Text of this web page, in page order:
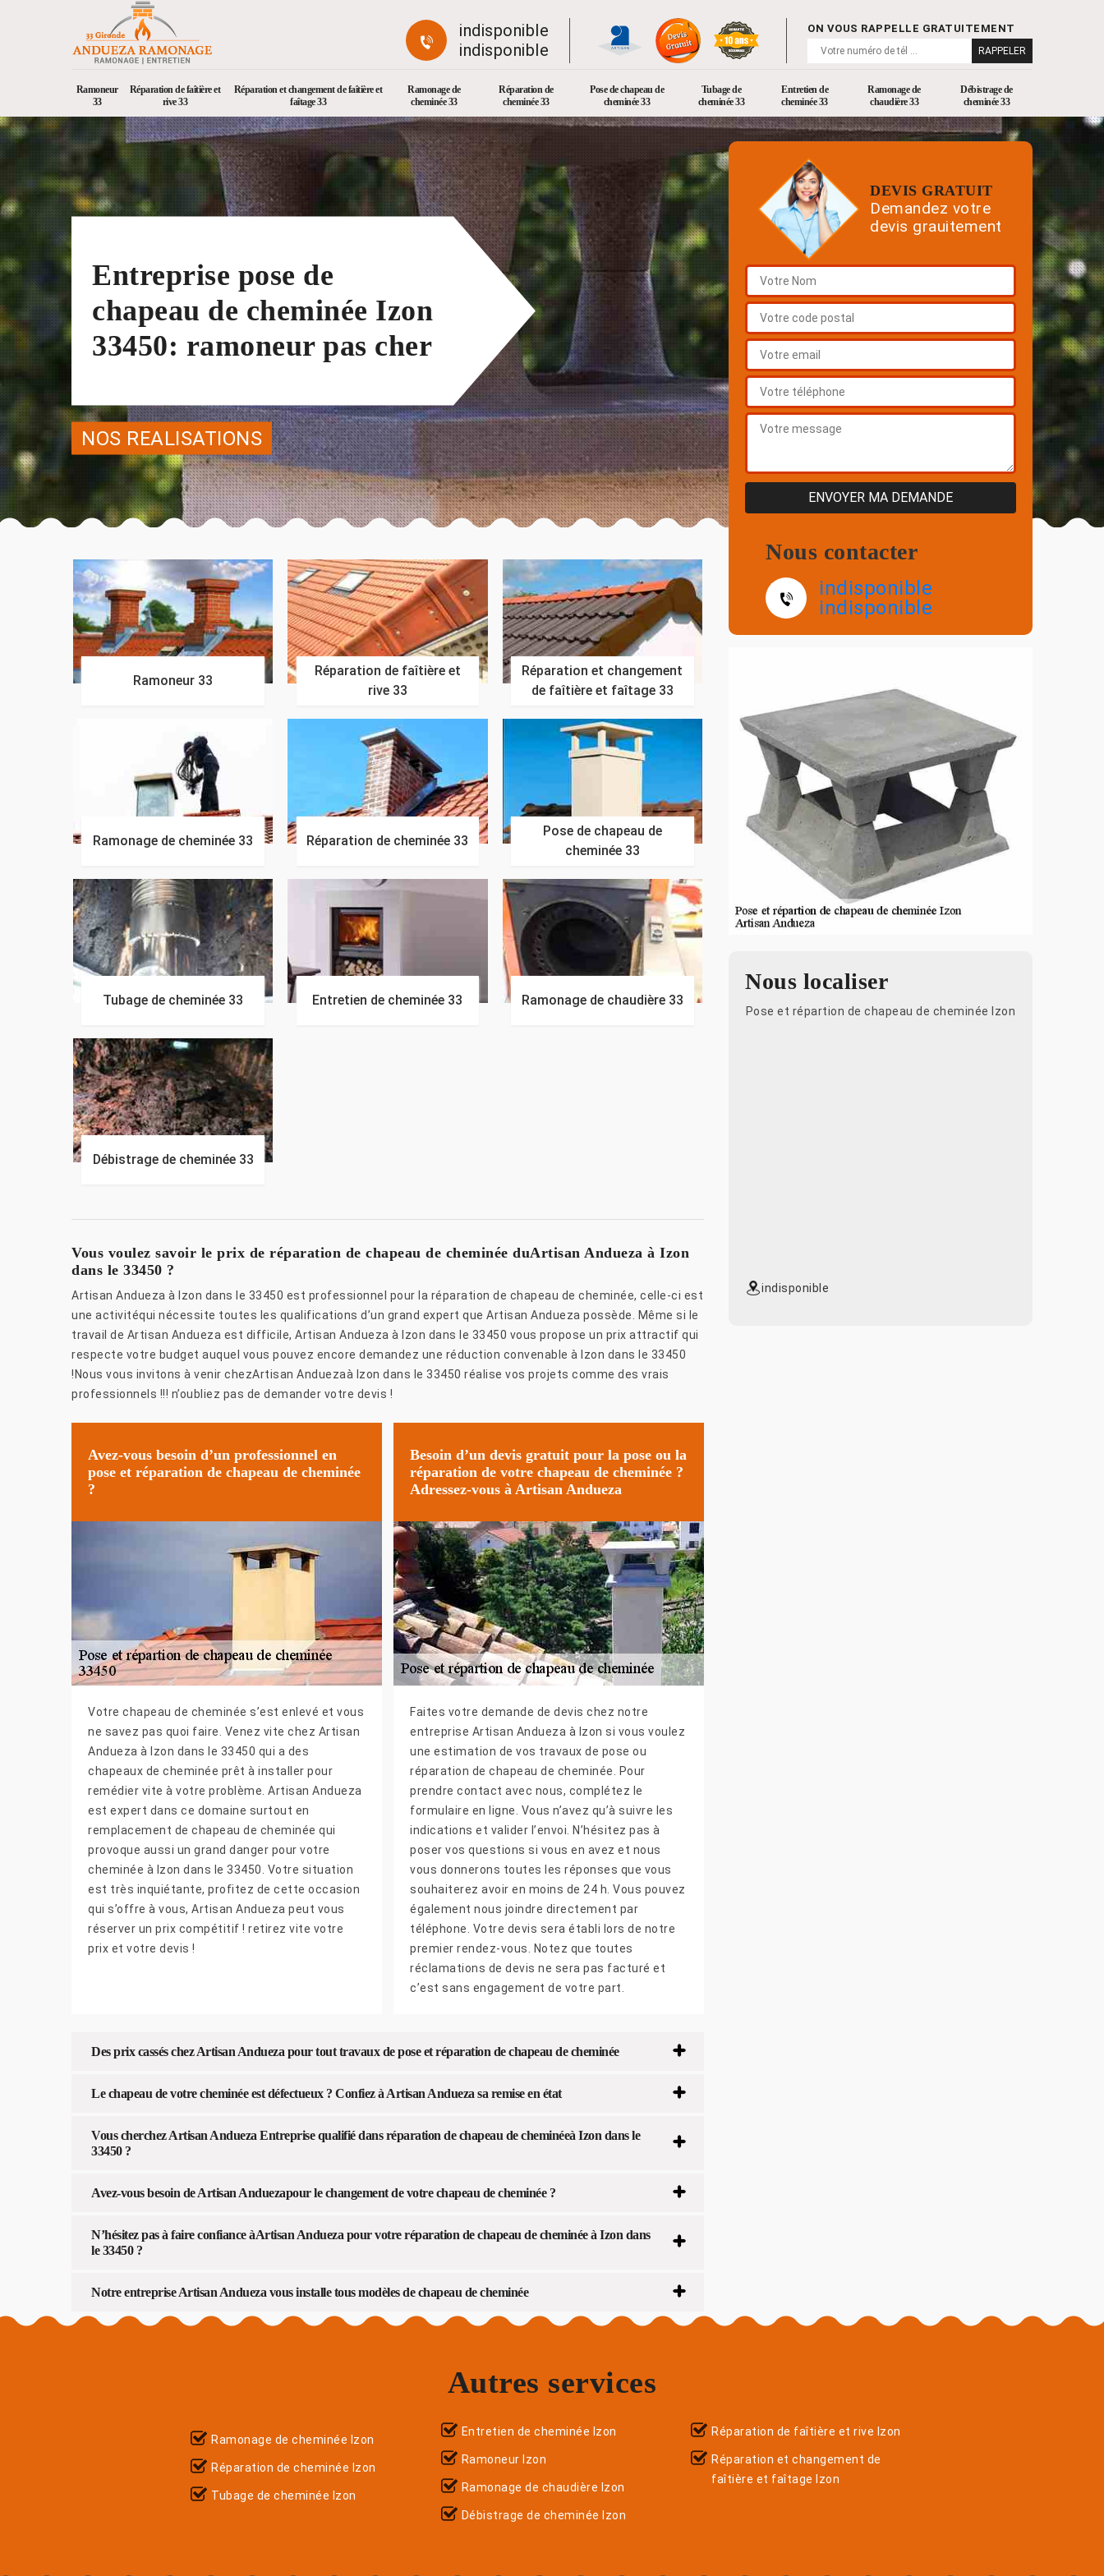
indisponible
indisponible
ON VOUS RAPPELLE GRATUITEMENT
Ramoneur
33
Réparation de faîtière et
rive 33
Réparation et changement de faîtière et
faîtage 33
Ramonage de
cheminée 33
Réparation de
cheminée 33
Pose de chapeau de
cheminée 33
Tubage de
cheminée 33
Entretien de
cheminée 33
Ramonage de
chaudière 33
Débistrage de
cheminée 33
Entreprise pose de
chapeau de cheminée Izon
33450: ramoneur pas cher
NOS REALISATIONS
Ramoneur 33
Réparation de faîtière et
rive 33
Réparation et changement
de faîtière et faîtage 33
Ramonage de cheminée 33 Réparation de cheminée 33
Pose de chapeau de
cheminée 33
Tubage de cheminée 33 Entretien de cheminée 33 Ramonage de chaudière 33
Débistrage de cheminée 33
Vous voulez savoir le prix de réparation de chapeau de cheminée duArtisan Andueza à Izon
dans le 33450 ?
Artisan Andueza à Izon dans le 33450 est professionnel pour la réparation de chapeau de cheminée, celle-ci est
une activitéqui nécessite toutes les qualifications d’un grand expert que Artisan Andueza possède. Même si le
travail de Artisan Andueza est difficile, Artisan Andueza à Izon dans le 33450 vous propose un prix attractif qui
respecte votre budget auquel vous pouvez encore demandez une réduction convenable à Izon dans le 33450
!Nous vous invitons à venir chezArtisan Anduezaà Izon dans le 33450 réalise vos projets comme des vrais
professionnels !!! n’oubliez pas de demander votre devis !
Avez-vous besoin d’un professionnel en
pose et réparation de chapeau de cheminée
?
Votre chapeau de cheminée s’est enlevé et vous
ne savez pas quoi faire. Venez vite chez Artisan
Andueza à Izon dans le 33450 qui a des
chapeaux de cheminée prêt à installer pour
remédier vite à votre problème. Artisan Andueza
est expert dans ce domaine surtout en
remplacement de chapeau de cheminée qui
provoque aussi un grand danger pour votre
cheminée à Izon dans le 33450. Votre situation
est très inquiétante, profitez de cette occasion
qui s’offre à vous, Artisan Andueza peut vous
réserver un prix compétitif ! retirez vite votre
prix et votre devis !
Besoin d’un devis gratuit pour la pose ou la
réparation de votre chapeau de cheminée ?
Adressez-vous à Artisan Andueza
Faites votre demande de devis chez notre
entreprise Artisan Andueza à Izon si vous voulez
une estimation de vos travaux de pose ou
réparation de chapeau de cheminée. Pour
prendre contact avec nous, complétez le
formulaire en ligne. Vous n’avez qu’à suivre les
indications et valider l’envoi. N’hésitez pas à
poser vos questions si vous en avez et nous
vous donnerons toutes les réponses que vous
souhaiterez avoir en moins de 24 h. Vous pouvez
également nous joindre directement par
téléphone. Votre devis sera établi lors de notre
premier rendez-vous. Notez que toutes
réclamations de devis ne sera pas facturé et
c’est sans engagement de votre part.
Des prix cassés chez Artisan Andueza pour tout travaux de pose et réparation de chapeau de cheminée
Le chapeau de votre cheminée est défectueux ? Confiez à Artisan Andueza sa remise en état
Vous cherchez Artisan Andueza Entreprise qualifié dans réparation de chapeau de cheminéeà Izon dans le
33450 ?
Avez-vous besoin de Artisan Anduezapour le changement de votre chapeau de cheminée ?
N’hésitez pas à faire confiance àArtisan Andueza pour votre réparation de chapeau de cheminée à Izon dans
le 33450 ?
Notre entreprise Artisan Andueza vous installe tous modèles de chapeau de cheminée
DEVIS GRATUIT
Demandez votre
devis grauitement
Nous contacter
indisponible
indisponible
Nous localiser
Pose et répartion de chapeau de cheminée Izon
indisponible
Autres services
Ramonage de cheminée Izon
Réparation de cheminée Izon
Tubage de cheminée Izon
Entretien de cheminée Izon
Ramoneur Izon
Ramonage de chaudière Izon
Débistrage de cheminée Izon
Réparation de faîtière et rive Izon
Réparation et changement de
faîtière et faîtage Izon